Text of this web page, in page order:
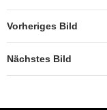
Vorheriges Bild
Nächstes Bild